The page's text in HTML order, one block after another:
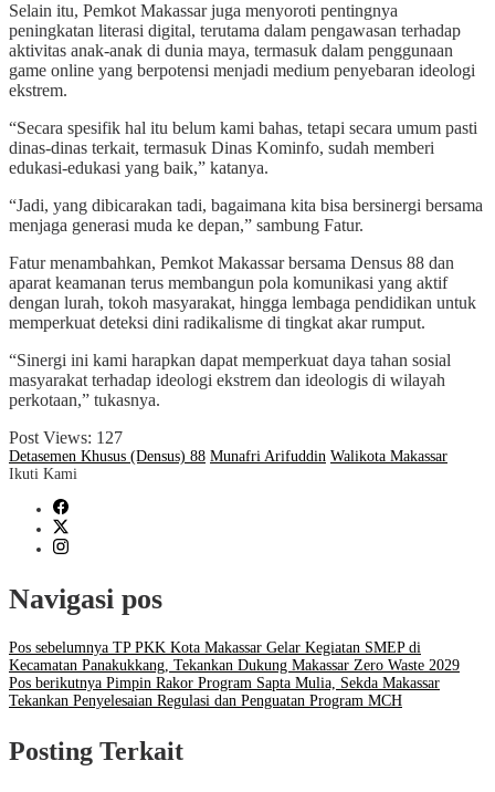
Selain itu, Pemkot Makassar juga menyoroti pentingnya
peningkatan literasi digital, terutama dalam pengawasan terhadap
aktivitas anak-anak di dunia maya, termasuk dalam penggunaan
game online yang berpotensi menjadi medium penyebaran ideologi
ekstrem.
“Secara spesifik hal itu belum kami bahas, tetapi secara umum pasti
dinas-dinas terkait, termasuk Dinas Kominfo, sudah memberi
edukasi-edukasi yang baik,” katanya.
“Jadi, yang dibicarakan tadi, bagaimana kita bisa bersinergi bersama
menjaga generasi muda ke depan,” sambung Fatur.
Fatur menambahkan, Pemkot Makassar bersama Densus 88 dan
aparat keamanan terus membangun pola komunikasi yang aktif
dengan lurah, tokoh masyarakat, hingga lembaga pendidikan untuk
memperkuat deteksi dini radikalisme di tingkat akar rumput.
“Sinergi ini kami harapkan dapat memperkuat daya tahan sosial
masyarakat terhadap ideologi ekstrem dan ideologis di wilayah
perkotaan,” tukasnya.
Post Views: 127
Detasemen Khusus (Densus) 88 Munafri Arifuddin Walikota Makassar
Ikuti Kami
Navigasi pos
Pos sebelumnya TP PKK Kota Makassar Gelar Kegiatan SMEP di
Kecamatan Panakukkang, Tekankan Dukung Makassar Zero Waste 2029
Pos berikutnya Pimpin Rakor Program Sapta Mulia, Sekda Makassar
Tekankan Penyelesaian Regulasi dan Penguatan Program MCH
Posting Terkait